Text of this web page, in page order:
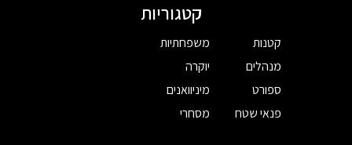
קטגוריות
קטנות
מנהלים
ספורט
פנאי שטח
משפחתיות
יוקרה
מיניוואנים
מסחרי